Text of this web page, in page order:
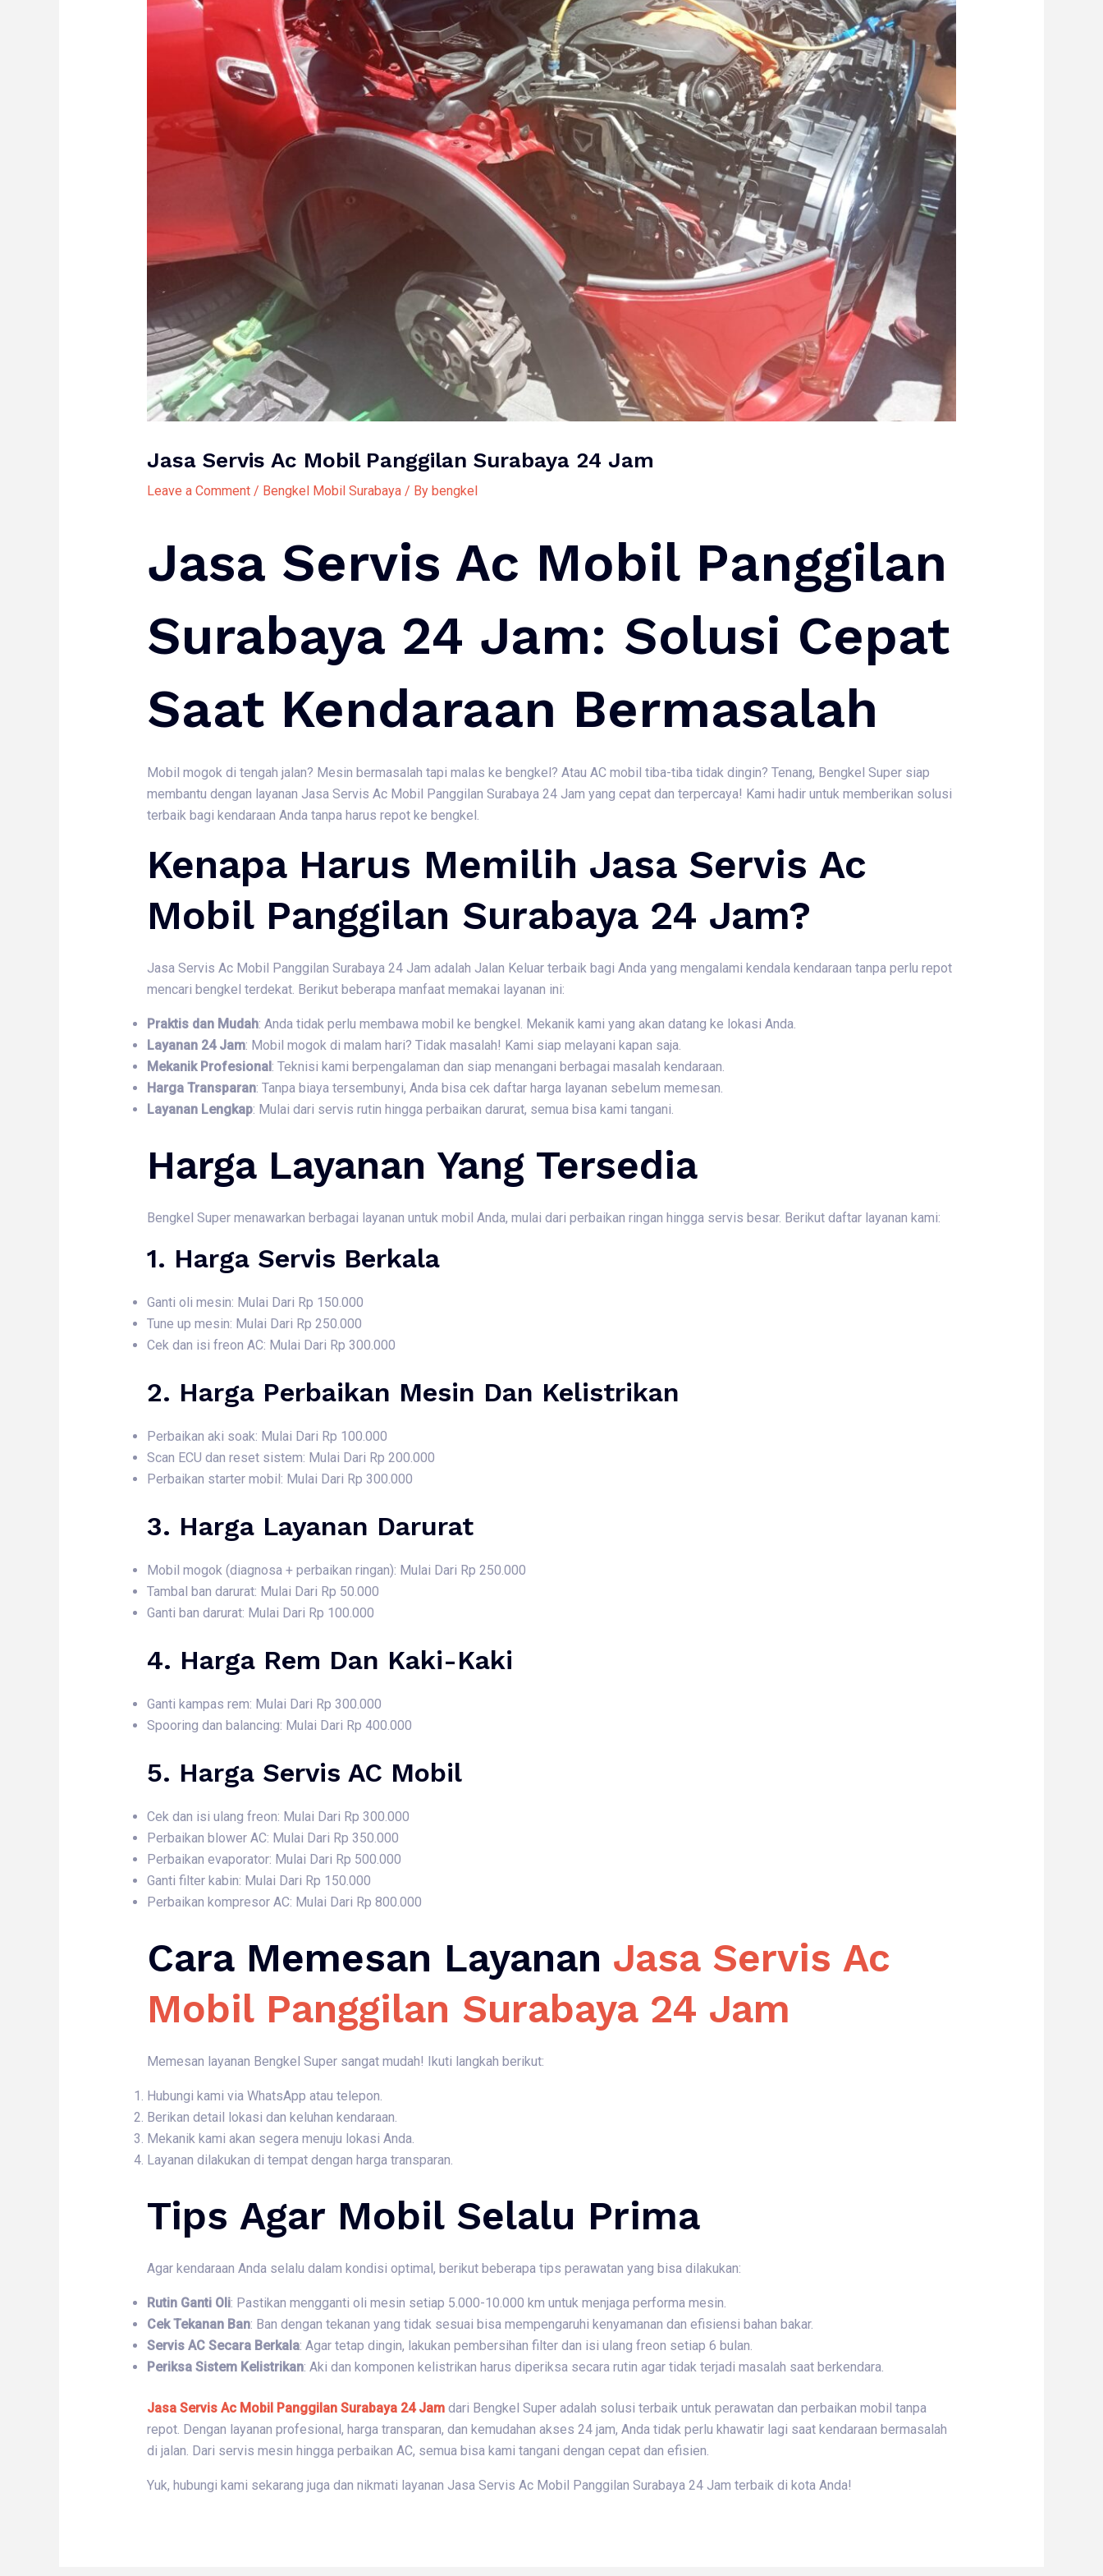
Jasa Servis Ac Mobil Panggilan Surabaya 24 Jam
Leave a Comment / Bengkel Mobil Surabaya/ By bengkel
Jasa Servis Ac Mobil Panggilan
Surabaya 24 Jam: Solusi Cepat
Saat Kendaraan Bermasalah
Mobil mogok di tengah jalan? Mesin bermasalah tapi malas ke bengkel? Atau AC mobil tiba-tiba tidak dingin? Tenang, Bengkel Super siap
membantu dengan layanan Jasa Servis Ac Mobil Panggilan Surabaya 24 Jam yang cepat dan terpercaya! Kami hadir untuk memberikan solusi
terbaik bagi kendaraan Anda tanpa harus repot ke bengkel.
Kenapa Harus Memilih Jasa Servis Ac
Mobil Panggilan Surabaya 24 Jam?
Jasa Servis Ac Mobil Panggilan Surabaya 24 Jam adalah Jalan Keluar terbaik bagi Anda yang mengalami kendala kendaraan tanpa perlu repot
mencari bengkel terdekat. Berikut beberapa manfaat memakai layanan ini:
Praktis dan Mudah: Anda tidak perlu membawa mobil ke bengkel. Mekanik kami yang akan datang ke lokasi Anda.
Layanan 24 Jam: Mobil mogok di malam hari? Tidak masalah! Kami siap melayani kapan saja.
Mekanik Profesional : Teknisi kami berpengalaman dan siap menangani berbagai masalah kendaraan.
Harga Transparan: Tanpa biaya tersembunyi, Anda bisa cek daftar harga layanan sebelum memesan.
Layanan Lengkap: Mulai dari servis rutin hingga perbaikan darurat, semua bisa kami tangani.
Harga Layanan Yang Tersedia
Bengkel Super menawarkan berbagai layanan untuk mobil Anda, mulai dari perbaikan ringan hingga servis besar. Berikut daftar layanan kami:
1. Harga Servis Berkala
Ganti oli mesin: Mulai Dari Rp 150.000
Tune up mesin: Mulai Dari Rp 250.000
Cek dan isi freon AC: Mulai Dari Rp 300.000
2. Harga Perbaikan Mesin Dan Kelistrikan
Perbaikan aki soak: Mulai Dari Rp 100.000
Scan ECU dan reset sistem: Mulai Dari Rp 200.000
Perbaikan starter mobil: Mulai Dari Rp 300.000
3. Harga Layanan Darurat
Mobil mogok (diagnosa + perbaikan ringan): Mulai Dari Rp 250.000
Tambal ban darurat: Mulai Dari Rp 50.000
Ganti ban darurat: Mulai Dari Rp 100.000
4. Harga Rem Dan Kaki-Kaki
Ganti kampas rem: Mulai Dari Rp 300.000
Spooring dan balancing: Mulai Dari Rp 400.000
5. Harga Servis AC Mobil
Cek dan isi ulang freon: Mulai Dari Rp 300.000
Perbaikan blower AC: Mulai Dari Rp 350.000
Perbaikan evaporator: Mulai Dari Rp 500.000
Ganti filter kabin: Mulai Dari Rp 150.000
Perbaikan kompresor AC: Mulai Dari Rp 800.000
Cara Memesan Layanan Jasa Servis Ac
Mobil Panggilan Surabaya 24 Jam
Memesan layanan Bengkel Super sangat mudah! Ikuti langkah berikut:
Hubungi kami via WhatsApp atau telepon.
Berikan detail lokasi dan keluhan kendaraan.
Mekanik kami akan segera menuju lokasi Anda.
Layanan dilakukan di tempat dengan harga transparan.
Tips Agar Mobil Selalu Prima
Agar kendaraan Anda selalu dalam kondisi optimal, berikut beberapa tips perawatan yang bisa dilakukan:
Rutin Ganti Oli: Pastikan mengganti oli mesin setiap 5.000-10.000 km untuk menjaga performa mesin.
Cek Tekanan Ban: Ban dengan tekanan yang tidak sesuai bisa mempengaruhi kenyamanan dan efisiensi bahan bakar.
Servis AC Secara Berkala: Agar tetap dingin, lakukan pembersihan filter dan isi ulang freon setiap 6 bulan.
Periksa Sistem Kelistrikan: Aki dan komponen kelistrikan harus diperiksa secara rutin agar tidak terjadi masalah saat berkendara.
Jasa Servis Ac Mobil Panggilan Surabaya 24 Jamdari Bengkel Super adalah solusi terbaik untuk perawatan dan perbaikan mobil tanpa
repot. Dengan layanan profesional, harga transparan, dan kemudahan akses 24 jam, Anda tidak perlu khawatir lagi saat kendaraan bermasalah
di jalan. Dari servis mesin hingga perbaikan AC, semua bisa kami tangani dengan cepat dan efisien.
Yuk, hubungi kami sekarang juga dan nikmati layanan Jasa Servis Ac Mobil Panggilan Surabaya 24 Jam terbaik di kota Anda!